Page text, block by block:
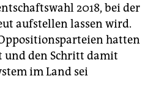
2018, bei der
aufstellen lassen wird.
hatten
und den Schritt damit
im Land sei